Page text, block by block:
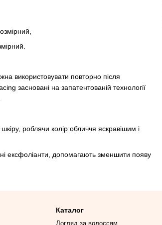
використовувати повторно після
засновані на запатентованій технології
роблячи колір обличчя яскравішим і
ексфоліанти, допомагають зменшити появу
Каталог
Догляд за волоссям